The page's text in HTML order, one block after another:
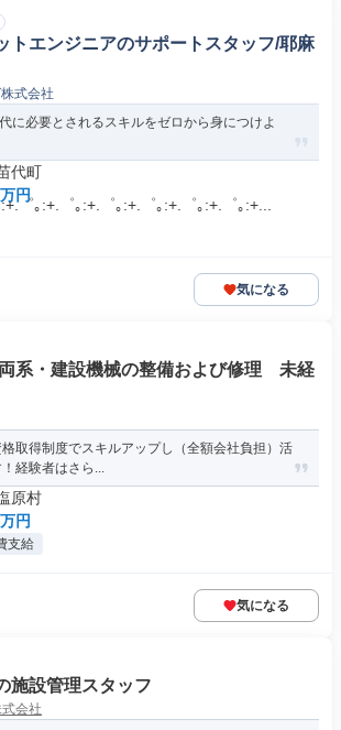
トエンジニアのサポートスタッフ/耶麻
式会社
に必要とされるスキルをゼロから身につけよ
代町
円
゜｡:+.゜｡:+.゜｡:+.゜｡:+.゜｡:+.゜｡:+...
気になる
両系・建設機械の整備および修理 未経
取得制度でスキルアップし（全額会社負担）活
経験者はさら...
原村
円
支給
気になる
施設管理スタッフ
会社